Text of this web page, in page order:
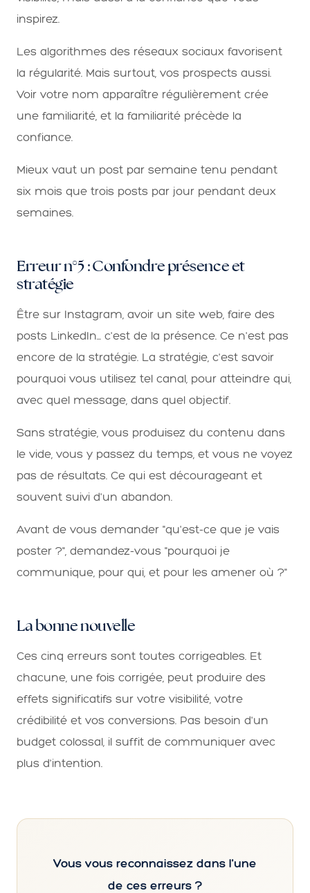
inspirez.
Les algorithmes des réseaux sociaux favorisent
la régularité. Mais surtout, vos prospects aussi.
Voir votre nom apparaître régulièrement crée
une familiarité, et la familiarité précède la
confiance.
Mieux vaut un post par semaine tenu pendant
six mois que trois posts par jour pendant deux
semaines.
Erreur n°5 : Confondre présence et
stratégie
Être sur Instagram, avoir un site web, faire des
posts LinkedIn… c'est de la présence. Ce n'est pas
encore de la stratégie. La stratégie, c'est savoir
pourquoi vous utilisez tel canal, pour atteindre qui,
avec quel message, dans quel objectif.
Sans stratégie, vous produisez du contenu dans
le vide, vous y passez du temps, et vous ne voyez
pas de résultats. Ce qui est décourageant et
souvent suivi d'un abandon.
Avant de vous demander "qu'est-ce que je vais
poster ?", demandez-vous "pourquoi je
communique, pour qui, et pour les amener où ?"
La bonne nouvelle
Ces cinq erreurs sont toutes corrigeables. Et
chacune, une fois corrigée, peut produire des
effets significatifs sur votre visibilité, votre
crédibilité et vos conversions. Pas besoin d'un
budget colossal, il suffit de communiquer avec
plus d'intention.
Vous vous reconnaissez dans l'une
de ces erreurs ?